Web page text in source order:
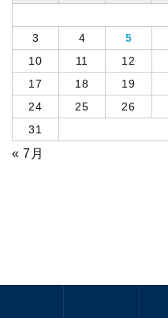
3
4 5
10
11 12
17
18 19
24
25 26
31
« 7月